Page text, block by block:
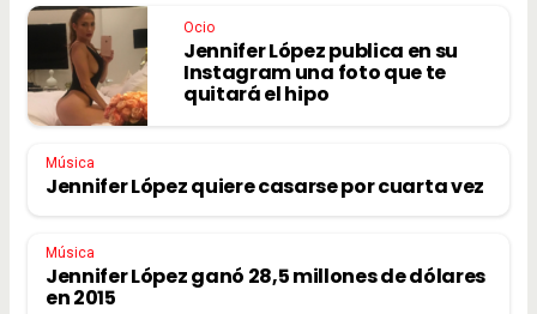
Ocio
Jennifer López publica en su
Instagram una foto que te
quitará el hipo
Música
Jennifer López quiere casarse por cuarta vez
Música
Jennifer López ganó 28,5 millones de dólares
en 2015